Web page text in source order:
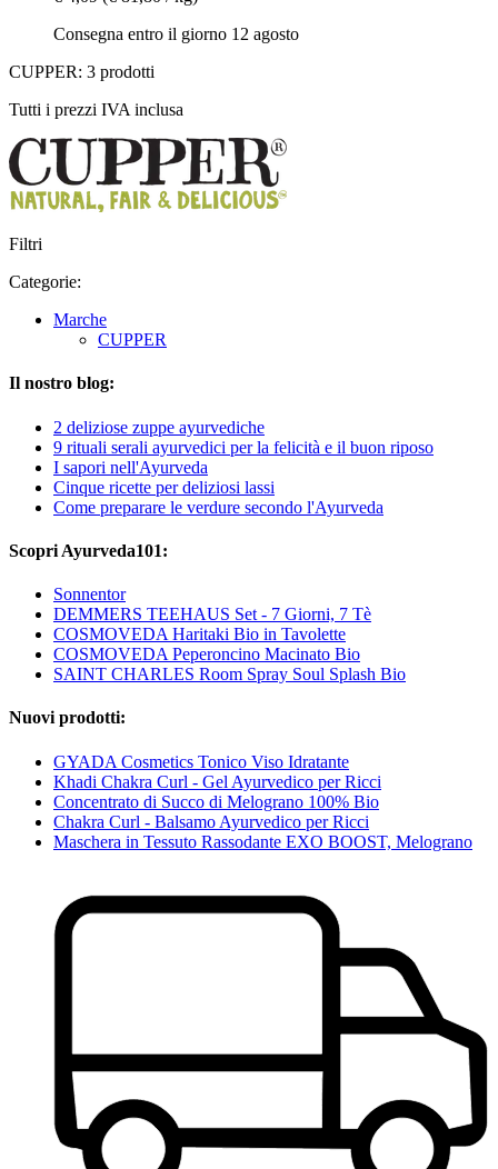
Consegna entro il giorno 12 agosto
CUPPER: 3 prodotti
Tutti i prezzi IVA inclusa
Filtri
Categorie:
Marche
CUPPER
Il nostro blog:
2 deliziose zuppe ayurvediche
9 rituali serali ayurvedici per la felicità e il buon riposo
I sapori nell'Ayurveda
Cinque ricette per deliziosi lassi
Come preparare le verdure secondo l'Ayurveda
Scopri Ayurveda101:
Sonnentor
DEMMERS TEEHAUS Set - 7 Giorni, 7 Tè
COSMOVEDA Haritaki Bio in Tavolette
COSMOVEDA Peperoncino Macinato Bio
SAINT CHARLES Room Spray Soul Splash Bio
Nuovi prodotti:
GYADA Cosmetics Tonico Viso Idratante
Khadi Chakra Curl - Gel Ayurvedico per Ricci
Concentrato di Succo di Melograno 100% Bio
Chakra Curl - Balsamo Ayurvedico per Ricci
Maschera in Tessuto Rassodante EXO BOOST, Melograno